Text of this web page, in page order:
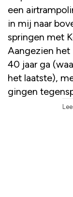
een
in mij naar
springen met
Aangezien
40 jaar ga
het laatste),
gingen